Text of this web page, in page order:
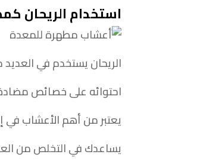
استخدام الريحان
الريحان يستخدم في
احتوائه على خصائص
يعتبر من أهم الأعشاب في
يساعدك في التخلص من